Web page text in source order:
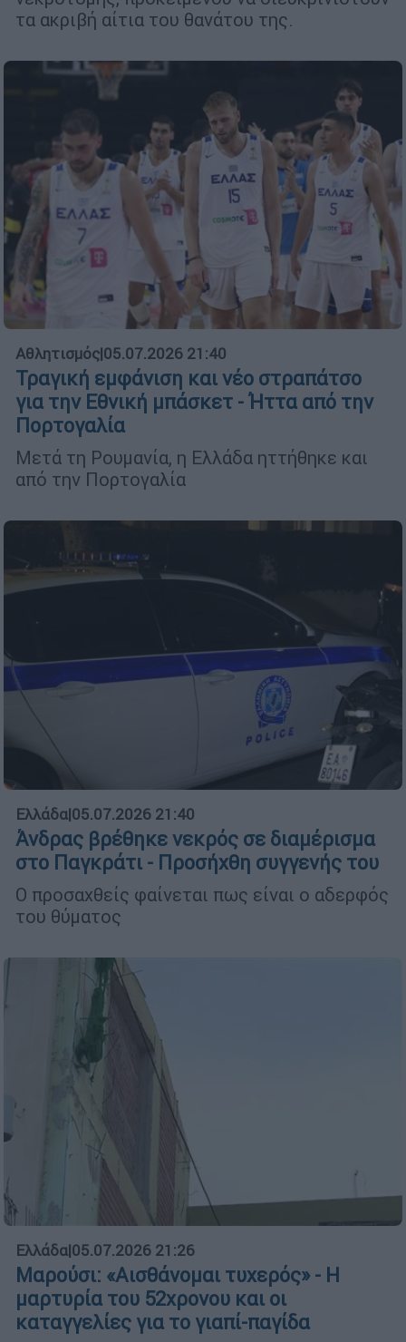
τα ακριβή αίτια του θανάτου της.
Αθλητισμός|05.07.2026 21:40
Τραγική εμφάνιση και νέο στραπάτσο
για την Εθνική μπάσκετ - Ήττα από την
Πορτογαλία
Μετά τη Ρουμανία, η Ελλάδα ηττήθηκε και
από την Πορτογαλία
Ελλάδα|05.07.2026 21:40
Άνδρας βρέθηκε νεκρός σε διαμέρισμα
στο Παγκράτι - Προσήχθη συγγενής του
Ο προσαχθείς φαίνεται πως είναι ο αδερφός
του θύματος
Ελλάδα|05.07.2026 21:26
Μαρούσι: «Αισθάνομαι τυχερός» - Η
μαρτυρία του 52χρονου και οι
καταγγελίες για το γιαπί-παγίδα